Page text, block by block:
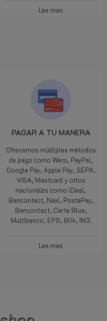
Lee mas
PAGAR A TU MANERA
Ofrecemos múltiples métodos
de pago como Wero, PayPal,
Google Pay, Apple Pay, SEPA,
VISA, Mastcard y otros
nacionales como iDeal,
Bancontact, Nexi, PostePay,
Bancontact, Carte Blue,
Multibanco, EPS, Blik, IN3.
Lee mas